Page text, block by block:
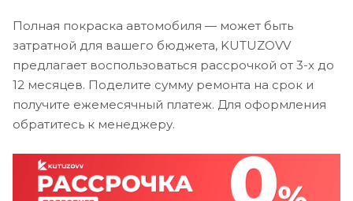
Полная покраска автомобиля — может быть
затратной для вашего бюджета, KUTUZOVV
предлагает воспользоваться рассрочкой от 3-х до
12 месяцев. Поделите сумму ремонта на срок и
получите ежемесячный платеж. Для оформления
обратитесь к менеджеру.